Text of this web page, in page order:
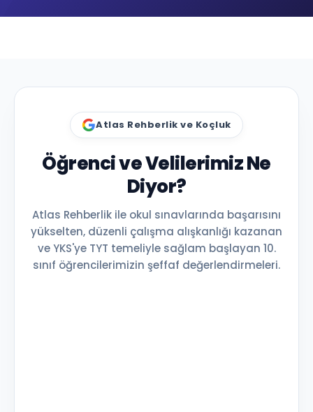
Atlas Rehberlik ve Koçluk
Öğrenci ve Velilerimiz Ne
Diyor?
Atlas Rehberlik ile okul sınavlarında başarısını
yükselten, düzenli çalışma alışkanlığı kazanan
ve YKS'ye TYT temeliyle sağlam başlayan 10.
sınıf öğrencilerimizin şeffaf değerlendirmeleri.